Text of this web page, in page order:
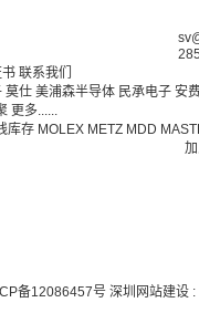
联系我们
莫仕 美浦森半导体 民承电子 安
更多......
库存 MOLEX METZ MDD
备12086457号 深圳网站建设 :